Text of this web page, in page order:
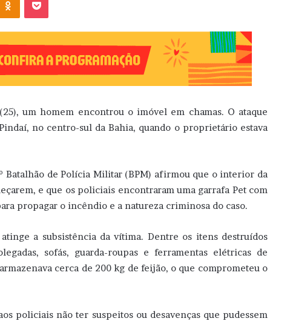
um homem encontrou o imóvel em chamas. O ataque
no centro-sul da Bahia, quando o proprietário estava
Batalhão de Polícia Militar (BPM) afirmou que o interior da
e que os policiais encontraram uma garrafa Pet com
propagar o incêndio e a natureza criminosa do caso.
a subsistência da vítima. Dentre os itens destruídos
sofás, guarda-roupas e ferramentas elétricas de
cerca de 200 kg de feijão, o que comprometeu o
policiais não ter suspeitos ou desavenças que pudessem